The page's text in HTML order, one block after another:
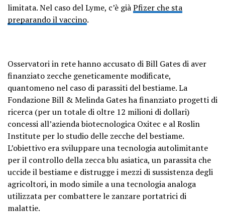
limitata. Nel caso del Lyme, c’è giàPfizer che sta
preparando il vaccino.
Osservatori in rete hanno accusato di Bill Gates di aver
finanziato zecche geneticamente modificate,
quantomeno nel caso di parassiti del bestiame. La
Fondazione Bill & Melinda Gates ha finanziato progetti di
ricerca (per un totale di oltre 12 milioni di dollari)
concessi all’azienda biotecnologica Oxitec e al Roslin
Institute per lo studio delle zecche del bestiame.
L’obiettivo era sviluppare una tecnologia autolimitante
per il controllo della zecca blu asiatica, un parassita che
uccide il bestiame e distrugge i mezzi di sussistenza degli
agricoltori, in modo simile a una tecnologia analoga
utilizzata per combattere le zanzare portatrici di
malattie.